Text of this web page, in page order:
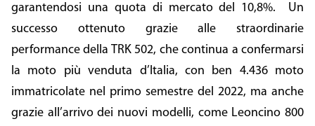
garantendosi una quota di mercato del 10,8%. Un
successo ottenuto grazie alle straordinarie
performance della TRK 502, che continua a confermarsi
la moto più venduta d’Italia, con ben 4.436 moto
immatricolate nel primo semestre del 2022, ma anche
grazie all’arrivo dei nuovi modelli, come Leoncino 800